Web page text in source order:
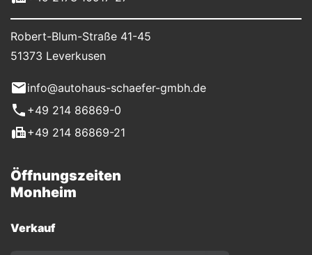
Robert-Blum-Straße 41-45
51373 Leverkusen
info@autohaus-schaefer-gmbh.de
+49 214 86869-0
+49 214 86869-21
Öffnungszeiten
Monheim
Verkauf